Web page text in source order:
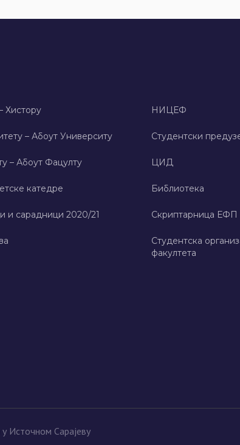
Хисторy
– Абоут Университy
– Абоут Фацултy
катедре
и сарадници 2020/21
НИЦЕФ
Студентски
ЦИД
Библиотека
Скриптарница ЕФП
Студентска
факултета
Источном Сарајеву